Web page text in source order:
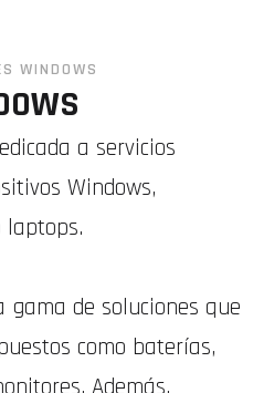
WINDOWS
a servicios
Windows,
laptops.
gama de soluciones que
como baterías,
Además,